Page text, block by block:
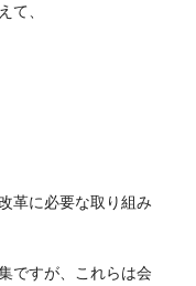
て、
革に必要な取り組み
ですが、これらは会